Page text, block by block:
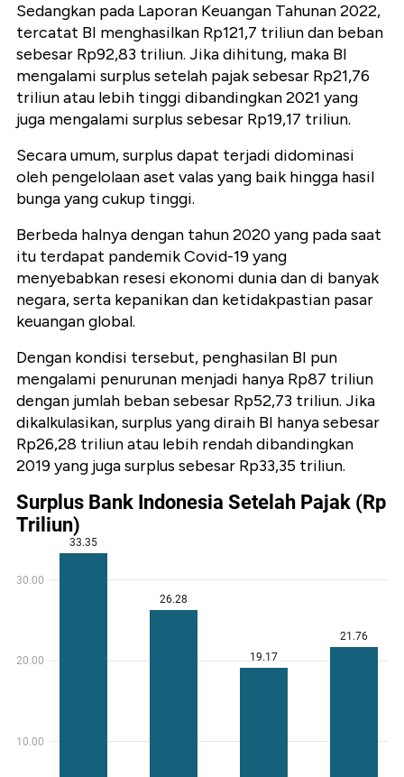
Sedangkan pada Laporan Keuangan Tahunan 2022,
tercatat BI menghasilkan Rp121,7 triliun dan beban
sebesar Rp92,83 triliun. Jika dihitung, maka BI
mengalami surplus setelah pajak sebesar Rp21,76
triliun atau lebih tinggi dibandingkan 2021 yang
juga mengalami surplus sebesar Rp19,17 triliun.
Secara umum, surplus dapat terjadi didominasi
oleh pengelolaan aset valas yang baik hingga hasil
bunga yang cukup tinggi.
Berbeda halnya dengan tahun 2020 yang pada saat
itu terdapat pandemik Covid-19 yang
menyebabkan resesi ekonomi dunia dan di banyak
negara, serta kepanikan dan ketidakpastian pasar
keuangan global.
Dengan kondisi tersebut, penghasilan BI pun
mengalami penurunan menjadi hanya Rp87 triliun
dengan jumlah beban sebesar Rp52,73 triliun. Jika
dikalkulasikan, surplus yang diraih BI hanya sebesar
Rp26,28 triliun atau lebih rendah dibandingkan
2019 yang juga surplus sebesar Rp33,35 triliun.